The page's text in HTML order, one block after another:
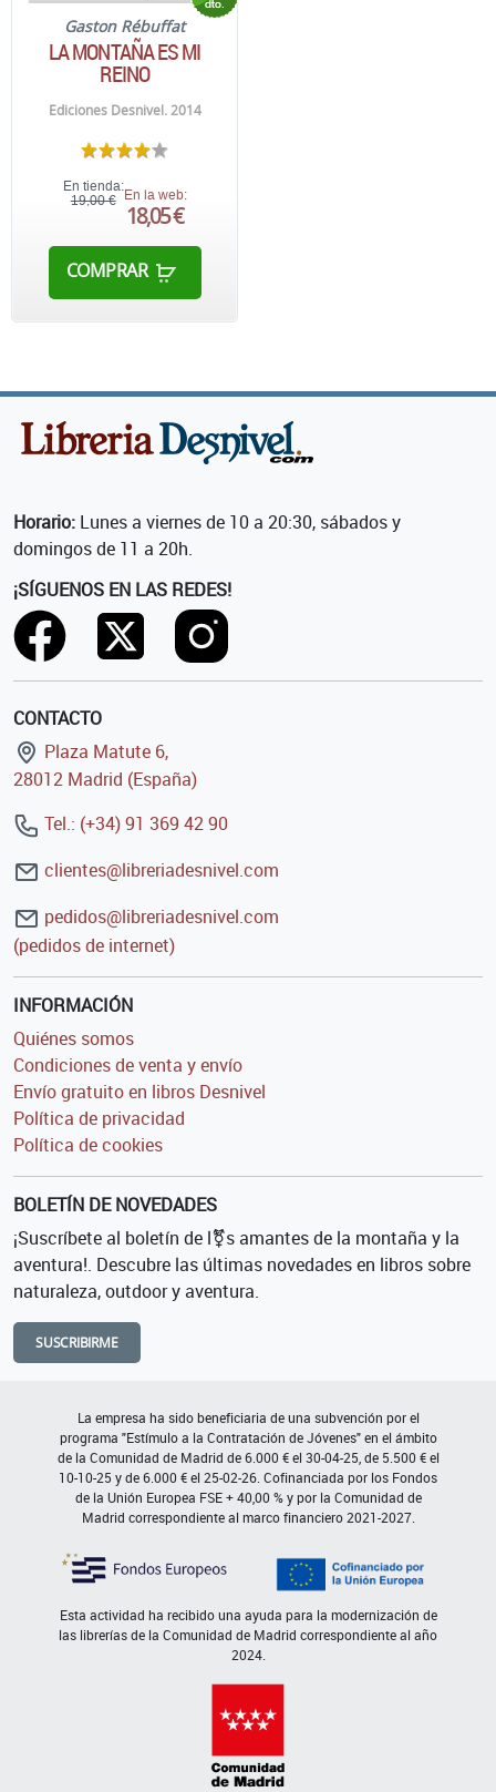
Gaston Rébuffat
LA MONTAÑA ES MI
REINO
Ediciones Desnivel. 2014
En tienda:
19,00 € En la web:
18,05 €
COMPRAR
Horario: Lunes a viernes de 10 a 20:30, sábados y
domingos de 11 a 20h.
¡SÍGUENOS EN LAS REDES!
CONTACTO
Plaza Matute 6,
28012 Madrid (España)
Tel.: (+34) 91 369 42 90
clientes@libreriadesnivel.com
pedidos@libreriadesnivel.com
(pedidos de internet)
INFORMACIÓN
Quiénes somos
Condiciones de venta y envío
Envío gratuito en libros Desnivel
Política de privacidad
Política de cookies
BOLETÍN DE NOVEDADES
¡Suscríbete al boletín de l⚧s amantes de la montaña y la
aventura!. Descubre las últimas novedades en libros sobre
naturaleza, outdoor y aventura.
SUSCRIBIRME
La empresa ha sido beneficiaria de una subvención por el
programa "Estímulo a la Contratación de Jóvenes" en el ámbito
de la Comunidad de Madrid de 6.000 € el 30-04-25, de 5.500 € el
10-10-25 y de 6.000 € el 25-02-26. Cofinanciada por los Fondos
de la Unión Europea FSE + 40,00 % y por la Comunidad de
Madrid correspondiente al marco financiero 2021-2027.
Esta actividad ha recibido una ayuda para la modernización de
las librerías de la Comunidad de Madrid correspondiente al año
2024.